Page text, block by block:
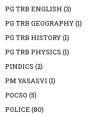
PG TRB ENGLISH (3)
PG TRB GEOGRAPHY(1)
PG TRB HISTORY(1)
PG TRB PHYSICS (1)
PINDICS (2)
PM YASASVI (1)
POCSO (5)
POLICE (80)